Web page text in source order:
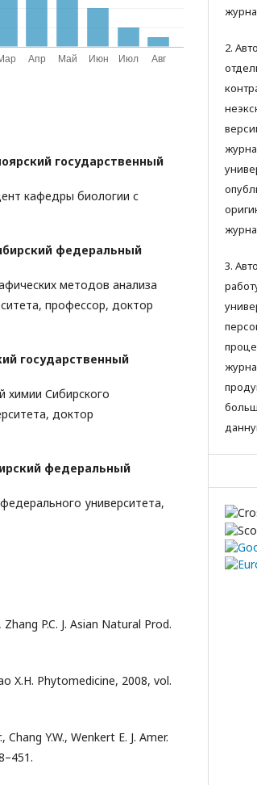
государственный
кафедры биологии с
федеральный
методов анализа
профессор, доктор
государственный
химии Сибирского
доктор
федеральный
университета,
Zhang P.C. J. Asian Natural Prod.
X.H. Phytomedicine, 2008, vol.
Chang Y.W., Wenkert E. J. Amer.
2.
3.